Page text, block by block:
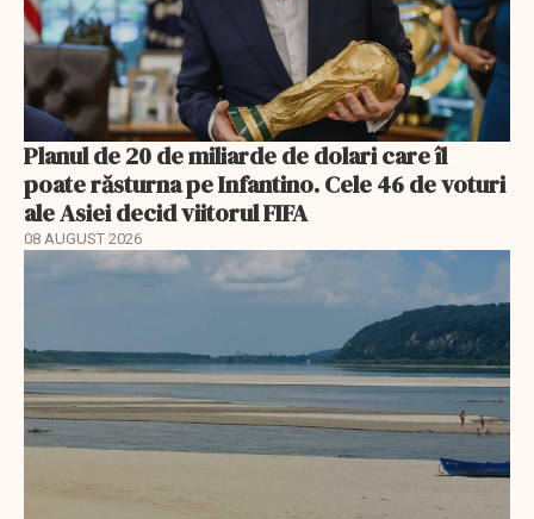
Planul de 20 de miliarde de dolari care îl
poate răsturna pe Infantino. Cele 46 de voturi
ale Asiei decid viitorul FIFA
08 AUGUST 2026